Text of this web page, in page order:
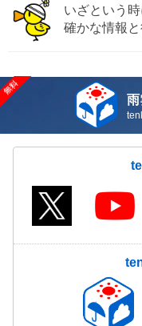
いざという
確かな情報
雨